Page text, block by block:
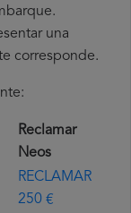
una
corresponde.
Reclamar
Neos
RECLAMAR
250 €